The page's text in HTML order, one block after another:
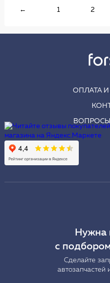
← 1 2
ОПЛАТА
ВОПРОСЫ
Нужна
с
Сделайте
автозапчастей